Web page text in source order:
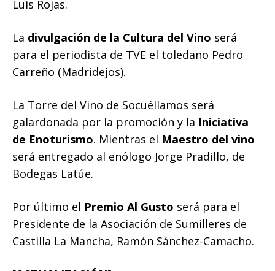
Luis Rojas.
La divulgación de la Cultura del Vino será
para el periodista de TVE el toledano Pedro
Carreño (Madridejos).
La Torre del Vino de Socuéllamos será
galardonada por la promoción y la Iniciativa
de Enoturismo. Mientras el Maestro del vino
será entregado al enólogo Jorge Pradillo, de
Bodegas Latúe.
Por último el Premio Al Gusto será para el
Presidente de la Asociación de Sumilleres de
Castilla La Mancha, Ramón Sánchez-Camacho.